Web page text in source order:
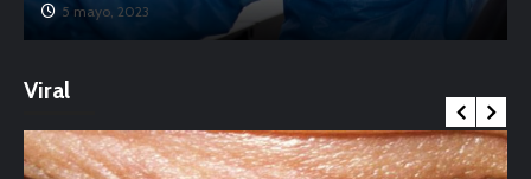
5 mayo, 2023
Viral